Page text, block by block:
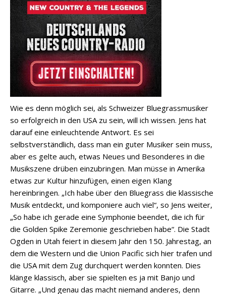
Wie es denn möglich sei, als Schweizer Bluegrassmusiker
so erfolgreich in den USA zu sein, will ich wissen. Jens hat
darauf eine einleuchtende Antwort. Es sei
selbstverständlich, dass man ein guter Musiker sein muss,
aber es gelte auch, etwas Neues und Besonderes in die
Musikszene drüben einzubringen. Man müsse in Amerika
etwas zur Kultur hinzufügen, einen eigen Klang
hereinbringen. „Ich habe über den Bluegrass die klassische
Musik entdeckt, und komponiere auch viel“, so Jens weiter,
„So habe ich gerade eine Symphonie beendet, die ich für
die Golden Spike Zeremonie geschrieben habe“. Die Stadt
Ogden in Utah feiert in diesem Jahr den 150. Jahrestag, an
dem die Western und die Union Pacific sich hier trafen und
die USA mit dem Zug durchquert werden konnten. Dies
klänge klassisch, aber sie spielten es ja mit Banjo und
Gitarre. „Und genau das macht niemand anderes, denn